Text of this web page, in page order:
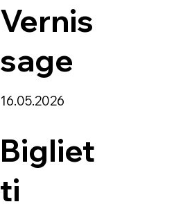
Vernis
sage
16.05.2026
Bigliet
ti